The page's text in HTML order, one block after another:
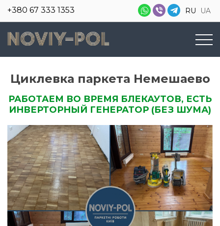
+380 67 333 1353 RU UA
Циклевка паркета Немешаево
РАБОТАЕМ ВО ВРЕМЯ БЛЕКАУТОВ, ЕСТЬ
ИНВЕРТОРНЫЙ ГЕНЕРАТОР (БЕЗ ШУМА)